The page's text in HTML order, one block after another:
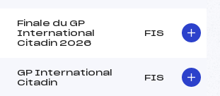
Finale du GP
International
Citadin 2026
FIS
GP International
Citadin
FIS